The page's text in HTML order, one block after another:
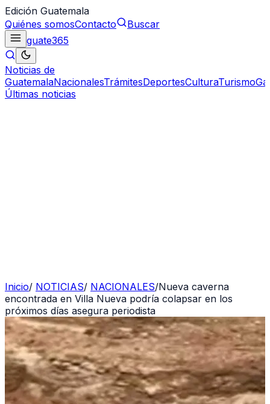
Edición Guatemala
Quiénes somosContacto
Buscar
guate365
Noticias de
GuatemalaNacionalesTrámitesDeportesCulturaTurismo
Últimas noticias
Inicio/ NOTICIAS/ NACIONALES/Nueva caverna
encontrada en Villa Nueva podría colapsar en los
próximos días asegura periodista